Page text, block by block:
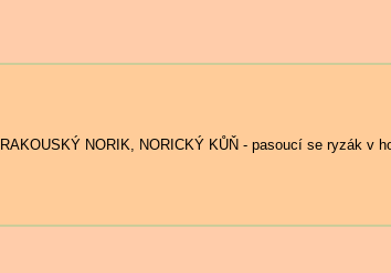
RAKOUSKÝ NORIK, NORICKÝ KŮŇ - pasoucí se ryzák v